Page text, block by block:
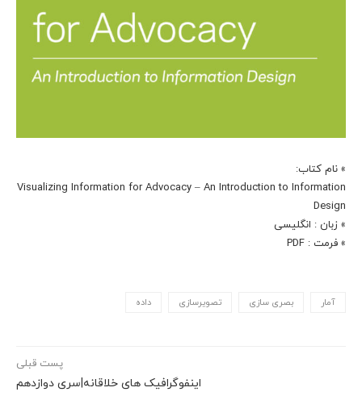
» نام کتاب:
Visualizing Information for Advocacy – An Introduction to Information
Design
» زبان : انگلیسی
» فرمت : PDF
آمار بصری سازی تصویرسازی داده
پست قبلی
اینفوگرافیک های خلاقانه|سری دوازدهم